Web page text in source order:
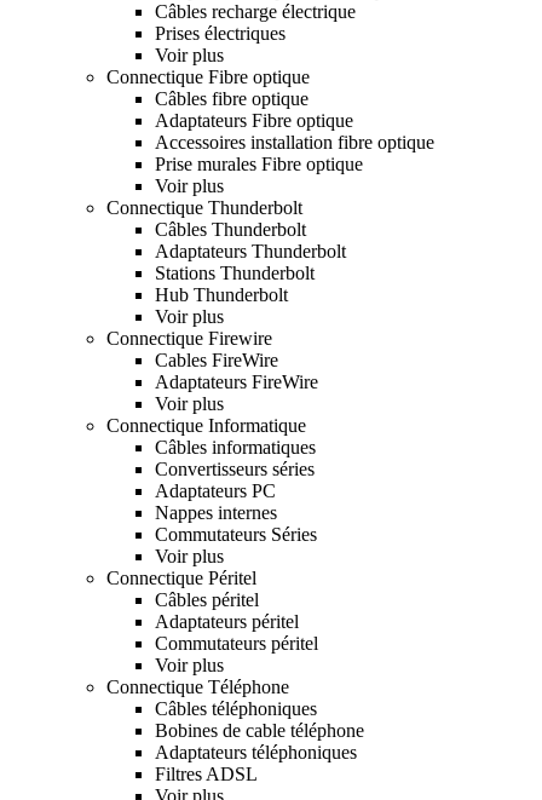
Câbles recharge électrique
Prises électriques
Voir plus
Connectique Fibre optique
Câbles fibre optique
Adaptateurs Fibre optique
Accessoires installation fibre optique
Prise murales Fibre optique
Voir plus
Connectique Thunderbolt
Câbles Thunderbolt
Adaptateurs Thunderbolt
Stations Thunderbolt
Hub Thunderbolt
Voir plus
Connectique Firewire
Cables FireWire
Adaptateurs FireWire
Voir plus
Connectique Informatique
Câbles informatiques
Convertisseurs séries
Adaptateurs PC
Nappes internes
Commutateurs Séries
Voir plus
Connectique Péritel
Câbles péritel
Adaptateurs péritel
Commutateurs péritel
Voir plus
Connectique Téléphone
Câbles téléphoniques
Bobines de cable téléphone
Adaptateurs téléphoniques
Filtres ADSL
Voir plus